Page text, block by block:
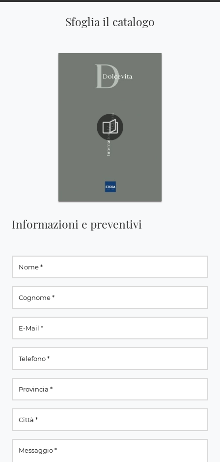
Sfoglia il catalogo
Informazioni e preventivi